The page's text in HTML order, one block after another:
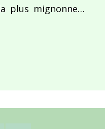
plus mignonne…